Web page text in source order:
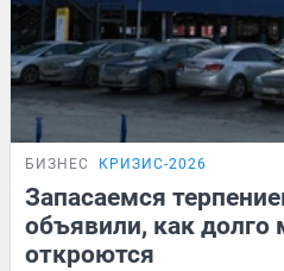
БИЗНЕС КРИЗИС-2026
Запасаемся
объявили, как долго
откроются